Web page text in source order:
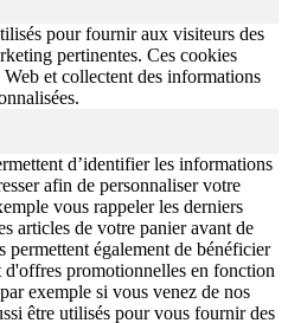
pour fournir aux visiteurs des
pertinentes. Ces cookies
et collectent des informations
d’identifier les informations
afin de personnaliser votre
vous rappeler les derniers
articles de votre panier avant de
également de bénéficier
d'offres promotionnelles en fonction
exemple si vous venez de nos
être utilisés pour vous fournir des